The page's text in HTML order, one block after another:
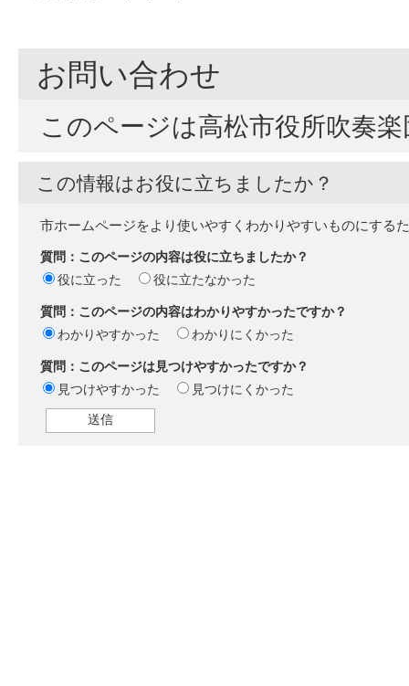
お問い合わせ
このページは高松市役所吹奏
この情報はお役に立ちましたか？
市ホームページをより使いやすくわかりやすいものにする
質問：このページの内容は役に立ちましたか？
役に立った
役に立たなかった
質問：このページの内容はわかりやすかったですか？
わかりやすかった
わかりにくかった
質問：このページは見つけやすかったですか？
見つけやすかった
見つけにくかった